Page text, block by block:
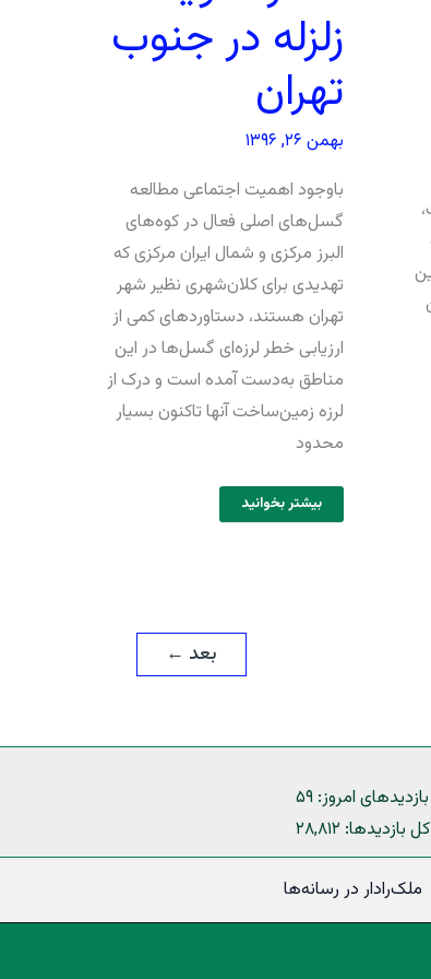
زلزله در جنوب
تهران
بهمن ۲۶, ۱۳۹۶
باوجود اهمیت اجتماعی مطالعه
گسل‌های اصلی فعال در کوه‌های
البرز مرکزی و شمال ایران مرکزی که
تهدیدی برای کلان‌شهری نظیر شهر
تهران هستند، دستاوردهای کمی از
ارزیابی خطر لرزه‌ای گسل‌ها در این
مناطق به‌دست آمده است و درک از
لرزه زمین‌ساخت آنها تاکنون بسیار
محدود
بیشتر بخوانید
بعد ←
بازدیدهای امروز: ۵۹
کل بازدیدها: ۲۸,۸۱۲
ملک‌رادار در رسانه‌ها